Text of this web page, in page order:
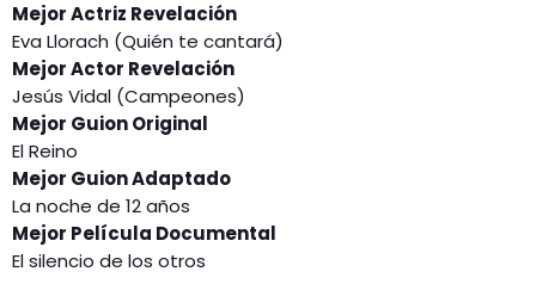
Mejor Actriz Revelación
Eva Llorach (Quién te cantará)
Mejor Actor Revelación
Jesús Vidal (Campeones)
Mejor Guion Original
El Reino
Mejor Guion Adaptado
La noche de 12 años
Mejor Película Documental
El silencio de los otros